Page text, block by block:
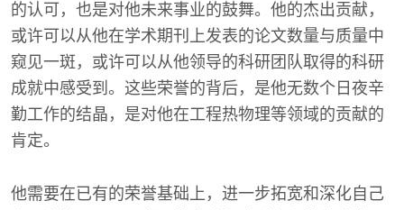
的认可，也是对他未来事业的鼓舞。他的杰出贡献，
或许可以从他在学术期刊上发表的论文数量与质量中
窥见一斑，或许可以从他领导的科研团队取得的科研
成就中感受到。这些荣誉的背后，是他无数个日夜辛
勤工作的结晶，是对他在工程热物理等领域的贡献的
肯定。
他需要在已有的荣誉基础上，进一步拓宽和深化自己